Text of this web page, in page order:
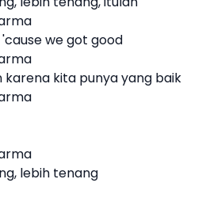
we got good
karena kita punya yang baik
lebih tenang